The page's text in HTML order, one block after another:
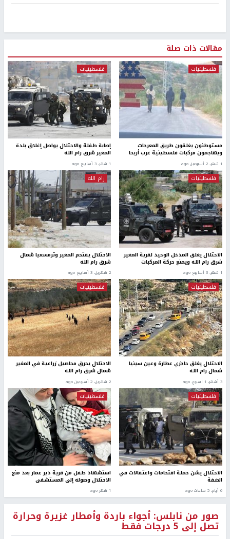
مقالات ذات صلة
فلسطينيات
مستوطنون يغلقون طريق المعرجات
ويهاجمون مركبات فلسطينية غرب أريحا
1 شهر، 2 أسبوعين ago
فلسطينيات
إصابة طفلة والاحتلال يواصل إغلاق بلدة
المغير شرق رام الله
1 شهر، 3 أسابيع ago
فلسطينيات
الاحتلال يغلق المدخل الوحيد لقرية المغير
شرق رام الله ويمنع حركة المركبات
1 شهر، 3 أسابيع ago
رام الله
الاحتلال يقتحم المغير وترمسعيا شمال
شرق رام الله
2 شهرين، 3 أسابيع ago
فلسطينيات
الاحتلال يغلق حاجزي عطارة وعين سينيا
شمال رام الله
3 أشهر، 1 اسبوع. ago
فلسطينيات
الاحتلال يحرق محاصيل زراعية في المغير
شمال شرق رام الله
2 شهرين، 2 أسبوعين ago
فلسطينيات
الاحتلال يشن حملة اقتحامات واعتقالات في
الضفة
6 أيام، 5 ساعات ago
فلسطينيات
استشهاد طفل من قرية دير عمار بعد منع
الاحتلال وصوله إلى المستشفى
1 شهر ago
صور من نابلس: أجواء باردة وأمطار غزيرة وحرارة
تصل إلى 5 درجات فقط